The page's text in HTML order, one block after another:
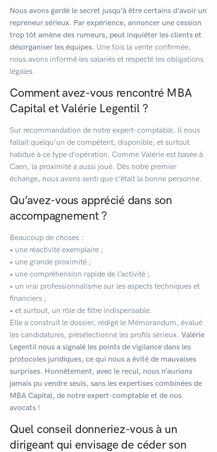
Nous avons gardé le secret jusqu’à être certains d’avoir un
repreneur sérieux. Par expérience, annoncer une cession
trop tôt amène des rumeurs, peut inquiéter les clients et
désorganiser les équipes. Une fois la vente confirmée,
nous avons informé les salariés et respecté les obligations
légales.
Comment avez-vous rencontré MBA
Capital et Valérie Legentil ?
Sur recommandation de notre expert-comptable. Il nous
fallait quelqu’un de compétent, disponible, et surtout
habitué à ce type d’opération. Comme Valérie est basée à
Caen, la proximité a aussi joué. Dès notre premier
échange, nous avons senti que c’était la bonne personne.
Qu’avez-vous apprécié dans son
accompagnement ?
Beaucoup de choses :
• une réactivité exemplaire ;
• une grande proximité ;
• une compréhension rapide de l’activité ;
• un vrai professionnalisme sur les aspects techniques et
financiers ;
• et surtout, un rôle de filtre indispensable.
Elle a construit le dossier, rédigé le Mémorandum, évalué
les candidatures, présélectionné les profils sérieux. Valérie
Legentil nous a signalé les points de vigilance dans les
protocoles juridiques, ce qui nous a évité de mauvaises
surprises. Honnêtement, avec le recul, nous n’aurions
jamais pu vendre seuls, sans les expertises combinées de
MBA Capital, de notre expert-comptable et de nos
avocats !
Quel conseil donneriez-vous à un
dirigeant qui envisage de céder son